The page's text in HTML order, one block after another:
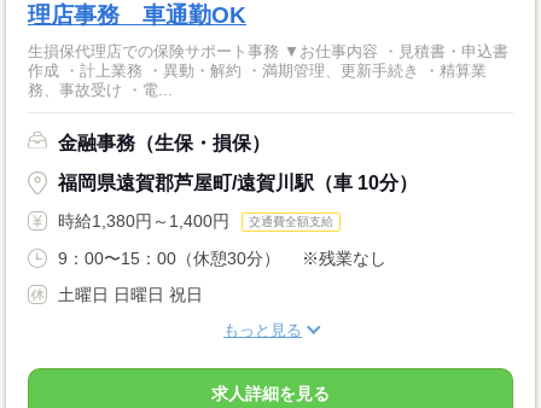
理店事務 車通勤OK
生損保代理店での保険サポート事務 ▼お仕事内容 ・見積書・申込書
作成 ・計上業務 ・異動・解約 ・満期管理、更新手続き ・精算業
務、事故受け ・電...
金融事務（生保・損保）
福岡県遠賀郡芦屋町/遠賀川駅（車 10分）
時給1,380円～1,400円 交通費全額支給
9：00〜15：00（休憩30分） ※残業なし
土曜日 日曜日 祝日
もっと見る
求人詳細を見る